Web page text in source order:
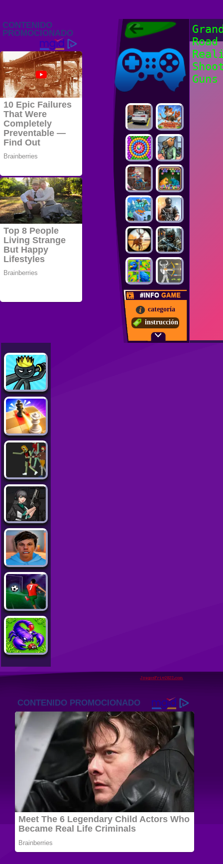
Juegos Friv
2022, Juegos
2022
Juegos Friv
categoría
instrucción
Road
Guns